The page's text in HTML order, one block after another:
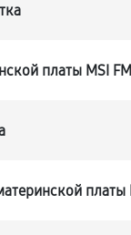
платы MSI
платы